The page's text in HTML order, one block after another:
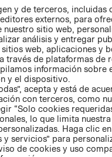
y de terceros, incluidas
externos, para
sitio web,
análisis y entregar
web, aplicaciones y
través de plataformas de
información sobre
y el dispositivo.
acepta y está de
con terceros, como
“Solo cookies
lo que limita
Haga clic en
servicios” para
de cookies y uso